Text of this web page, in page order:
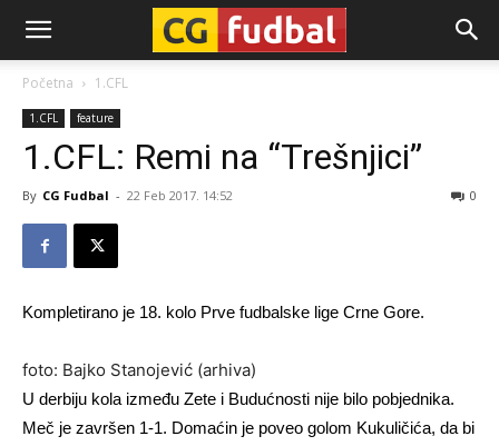
CG-
Fudbal
Početna 1.CFL
1.CFL feature
1.CFL: Remi na “Trešnjici”
By CG Fudbal - 22 Feb 2017. 14:52 0
Kompletirano je 18. kolo Prve fudbalske lige Crne Gore.
foto: Bajko Stanojević (arhiva)
U derbiju kola između Zete i Budućnosti nije bilo pobjednika.
Meč je završen 1-1. Domaćin je poveo golom Kukuličića, da bi